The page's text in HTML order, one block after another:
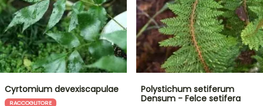
Cyrtomium devexiscapulae
RACCOGLITORE
Polystichum setiferum
Densum - Felce setifera